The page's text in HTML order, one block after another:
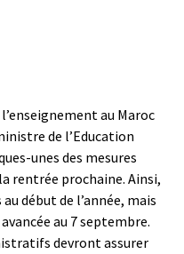
au Maroc
de l’Education
unes des mesures
rentrée prochaine. Ainsi,
début de l’année, mais
au 7 septembre.
devront assurer